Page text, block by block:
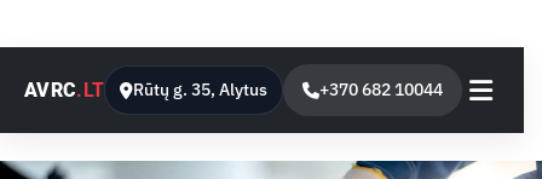
AVRC.LT Rūtų g. 35, Alytus +370 682 10044